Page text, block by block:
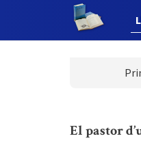
El pastor